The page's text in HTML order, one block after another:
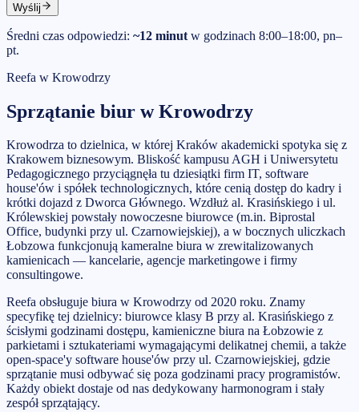
Wyślij
Średni czas odpowiedzi: ~12 minut w godzinach 8:00–18:00, pn–
pt.
Reefa w Krowodrzy
Sprzątanie biur wKrowodrzy
Krowodrza to dzielnica, w której Kraków akademicki spotyka się z
Krakowem biznesowym. Bliskość kampusu AGH i Uniwersytetu
Pedagogicznego przyciągnęła tu dziesiątki firm IT, software
house'ów i spółek technologicznych, które cenią dostęp do kadry i
krótki dojazd z Dworca Głównego. Wzdłuż al. Krasińskiego i ul.
Królewskiej powstały nowoczesne biurowce (m.in. Biprostal
Office, budynki przy ul. Czarnowiejskiej), a w bocznych uliczkach
Łobzowa funkcjonują kameralne biura w zrewitalizowanych
kamienicach — kancelarie, agencje marketingowe i firmy
consultingowe.
Reefa obsługuje biura w Krowodrzy od 2020 roku. Znamy
specyfikę tej dzielnicy: biurowce klasy B przy al. Krasińskiego z
ścisłymi godzinami dostępu, kamieniczne biura na Łobzowie z
parkietami i sztukateriami wymagającymi delikatnej chemii, a także
open-space'y software house'ów przy ul. Czarnowiejskiej, gdzie
sprzątanie musi odbywać się poza godzinami pracy programistów.
Każdy obiekt dostaje od nas dedykowany harmonogram i stały
zespół sprzątający.